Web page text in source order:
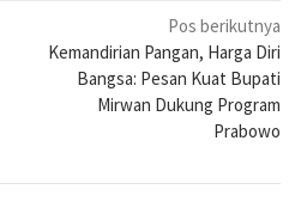
Pos berikutnya
Kemandirian Pangan, Harga Diri
Bangsa: Pesan Kuat Bupati
Mirwan Dukung Program
Prabowo